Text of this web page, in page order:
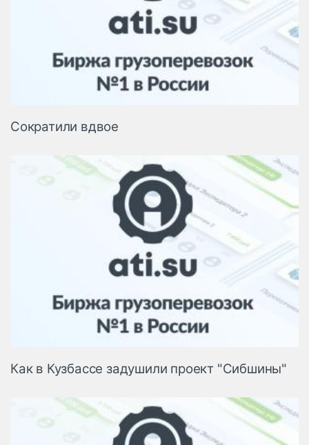
Сократили вдвое
Как в Кузбассе задушили проект "Сибшины"